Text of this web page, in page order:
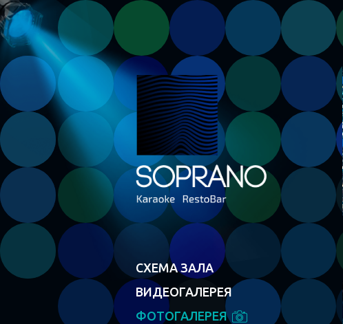
СХЕМА ЗАЛА
ВИДЕОГАЛЕРЕЯ
ФОТОГАЛЕРЕЯ